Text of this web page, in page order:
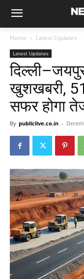
Home Latest Updates
Latest Updates
खुशखबरी,
सफर होगा
By publiclive.co.in -